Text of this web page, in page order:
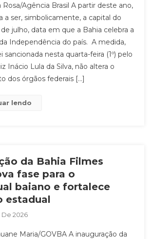
Rosa/Agência Brasil A partir deste ano,
a ser, simbolicamente, a capital do
de julho, data em que a Bahia celebra a
Independência do país. A medida,
sancionada nesta quarta-feira (1º) pelo
Inácio Lula da Silva, não altera o
dos órgãos federais […]
lendo
da Bahia Filmes
fase para o
baiano e fortalece
estadual
De 2026
Maria/GOVBA A inauguração da